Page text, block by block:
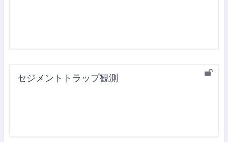
セジメントトラップ観測